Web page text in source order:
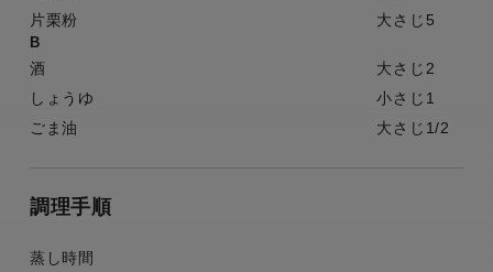
片栗粉
大さじ5
B
酒
大さじ2
しょうゆ
小さじ1
ごま油
大さじ1/2
調理手順
蒸し時間